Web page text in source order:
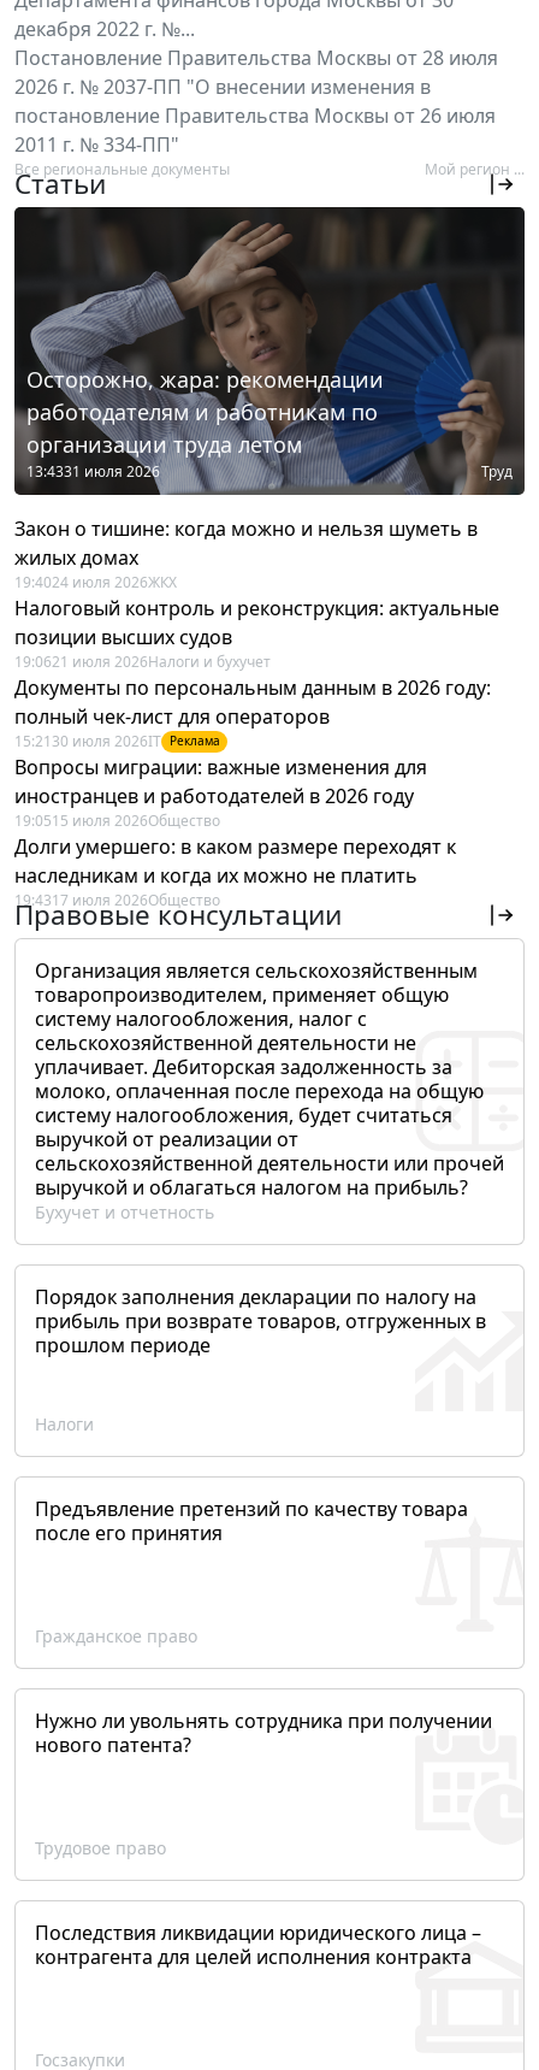
декабря 2022 г. №...
Постановление Правительства Москвы от 28 июля
2026 г. № 2037-ПП "О внесении изменения в
постановление Правительства Москвы от 26 июля
2011 г. № 334-ПП"
Все региональные документы Мой регион ...
Статьи
Осторожно, жара: рекомендации
работодателям и работникам по
организации труда летом
13:4331 июля 2026 Труд
Закон о тишине: когда можно и нельзя шуметь в
жилых домах
19:4024 июля 2026ЖКХ
Налоговый контроль и реконструкция: актуальные
позиции высших судов
19:0621 июля 2026Налоги и бухучет
Документы по персональным данным в 2026 году:
полный чек-лист для операторов
15:21 30 июля 2026IT Реклама
Вопросы миграции: важные изменения для
иностранцев и работодателей в 2026 году
19:0515 июля 2026Общество
Долги умершего: в каком размере переходят к
наследникам и когда их можно не платить
19:4317 июля 2026Общество
Правовые консультации
Организация является сельскохозяйственным
товаропроизводителем, применяет общую
систему налогообложения, налог с
сельскохозяйственной деятельности не
уплачивает. Дебиторская задолженность за
молоко, оплаченная после перехода на общую
систему налогообложения, будет считаться
выручкой от реализации от
сельскохозяйственной деятельности или прочей
выручкой и облагаться налогом на прибыль?
Бухучет и отчетность
Порядок заполнения декларации по налогу на
прибыль при возврате товаров, отгруженных в
прошлом периоде
Налоги
Предъявление претензий по качеству товара
после его принятия
Гражданское право
Нужно ли увольнять сотрудника при получении
нового патента?
Трудовое право
Последствия ликвидации юридического лица –
контрагента для целей исполнения контракта
Госзакупки